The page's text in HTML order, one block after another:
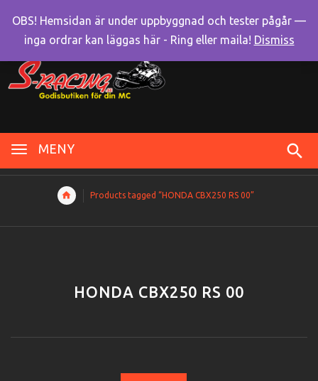
MENY
Products tagged “HONDA CBX250 RS 00”
HONDA CBX250 RS 00
OBS! Hemsidan är under uppbyggnad och tester pågår —
inga ordrar kan läggas här - Ring eller maila! Dismiss